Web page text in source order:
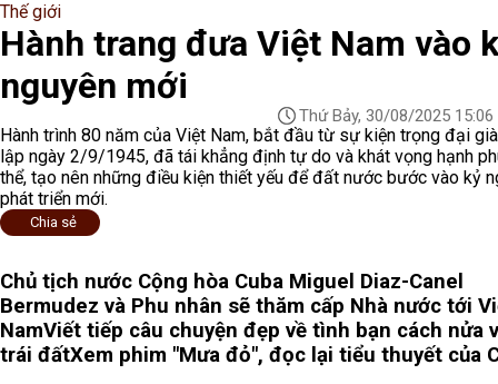
Thế giới
Hành trang đưa Việt Nam vào
nguyên mới
Thứ Bảy, 30/08/2025 15:06
Hành trình 80 năm của Việt Nam, bắt đầu từ sự kiện trọng đại
lập ngày 2/9/1945, đã tái khẳng định tự do và khát vọng hạnh
thể, tạo nên những điều kiện thiết yếu để đất nước bước vào kỷ
phát triển mới.
Chia sẻ
Chủ tịch nước Cộng hòa Cuba Miguel Diaz-Canel
Bermudez và Phu nhân sẽ thăm cấp Nhà nước tới
NamViết tiếp câu chuyện đẹp về tình bạn cách nửa
trái đấtXem phim "Mưa đỏ", đọc lại tiểu thuyết của